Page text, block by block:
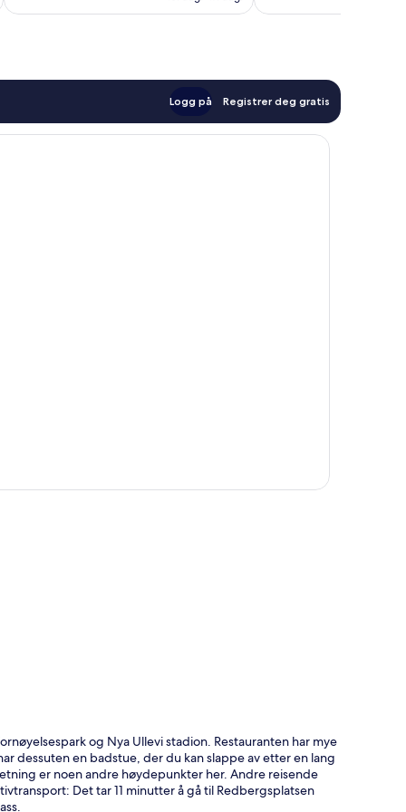
Logg på Registrer deg gratis
og Nya Ullevi stadion. Restauranten har mye
dessuten en badstue, der du kan slappe av etter en lang
er noen andre høydepunkter her. Andre reisende
Det tar 11 minutter å gå til Redbergsplatsen